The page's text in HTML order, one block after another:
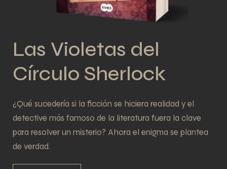
Las Violetas del
Círculo Sherlock
¿Qué sucedería si la ficción se hiciera realidad y el
detective más famoso de la literatura fuera la clave
para resolver un misterio? Ahora el enigma se plantea
de verdad.